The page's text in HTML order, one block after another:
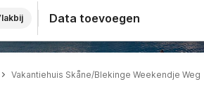
Data toevoegen
Vakantiehuis Skåne/Blekinge Weekendje Weg